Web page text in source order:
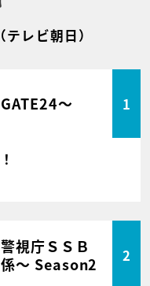
（テレビ朝日）
～ 1
視庁ＳＳＢ
～ Season2
2